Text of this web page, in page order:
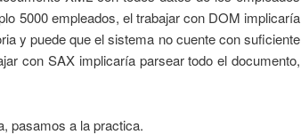
5000 empleados, el trabajar con DOM implicaría
y puede que el sistema no cuente con suficiente
con SAX implicaría parsear todo el documento,
pasamos a la practica.